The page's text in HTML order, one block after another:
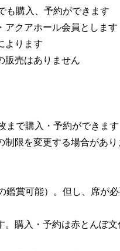
も購入、予約ができます
クアホール会員とします
よります
販売はありません
まで購入・予約ができます
制限を変更する場合があ
賞可能）。但し、席が
購入・予約は赤とんぼ